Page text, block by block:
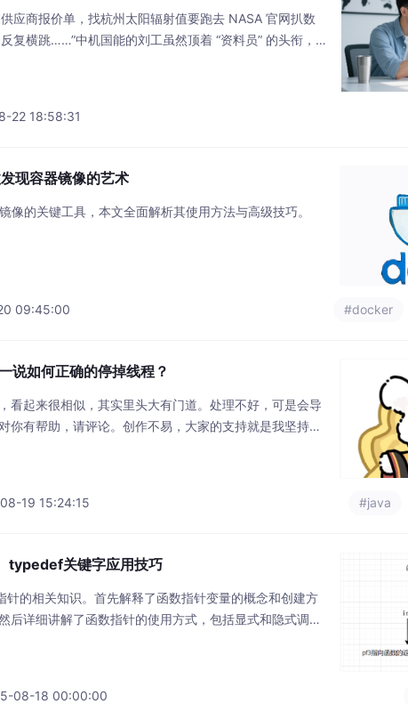
应商报价单，找杭州太阳辐射值要跑去 NASA 官网扒数
复横跳……”中机国能的刘工虽然顶着 “资料员” 的头衔，日
22 18:58:31
现容器镜像的艺术
的关键工具，本文全面解析其使用方法与高级技巧。
09:45:00 #docker
说如何正确的停掉线程？
看起来很相似，其实里头大有门道。处理不好，可是会导
你有帮助，请评论。创作不易，大家的支持就是我坚持下
19 15:24:15 #java
typedef关键字应用技巧
针的相关知识。首先解释了函数指针变量的概念和创建方
后详细讲解了函数指针的使用方式，包括显式和隐式调
08-18 00:00:00